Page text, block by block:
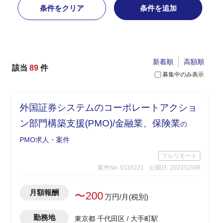
条件をクリア 条件を追加
該当 89 件
募集中のみ表示
新着順 高額順
外国証券システムのコーポレートアクショ
ン部門構築支援(PMO)/金融業、保険業の
PMO求人・案件
フルリモート
案件No. 0116221
公開日: 2022/12/08
月額報酬 〜200万円/月(税別)
勤務地 東京都 千代田区 / 大手町駅